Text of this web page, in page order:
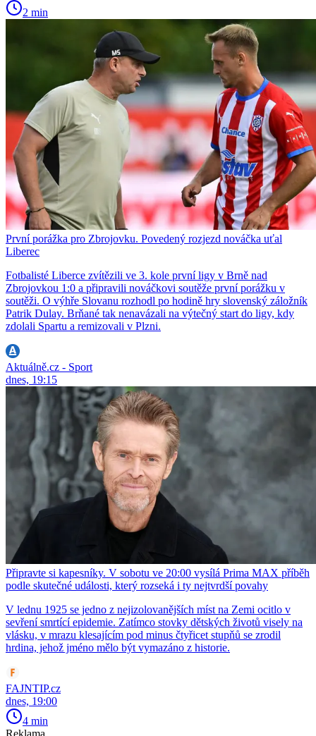
2 min
První porážka pro Zbrojovku. Povedený rozjezd nováčka uťal
Liberec
Fotbalisté Liberce zvítězili ve 3. kole první ligy v Brně nad
Zbrojovkou 1:0 a připravili nováčkovi soutěže první porážku v
soutěži. O výhře Slovanu rozhodl po hodině hry slovenský záložník
Patrik Dulay. Brňané tak nenavázali na výtečný start do ligy, kdy
zdolali Spartu a remizovali v Plzni.
Aktuálně.cz - Sport
dnes, 19:15
Připravte si kapesníky. V sobotu ve 20:00 vysílá Prima MAX příběh
podle skutečné události, který rozseká i ty nejtvrdší povahy
V lednu 1925 se jedno z nejizolovanějších míst na Zemi ocitlo v
sevření smrtící epidemie. Zatímco stovky dětských životů visely na
vlásku, v mrazu klesajícím pod minus čtyřicet stupňů se zrodil
hrdina, jehož jméno mělo být vymazáno z historie.
FAJNTIP.cz
dnes, 19:00
4 min